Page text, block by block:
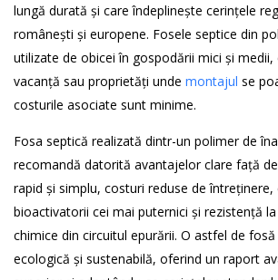
lungă durată și care îndeplinește cerințele
românești și europene. Fosele septice din
utilizate de obicei în gospodării mici și medii,
vacanță sau proprietăți unde montajul se
costurile asociate sunt minime.
Fosa septică realizată dintr-un polimer de
recomandă datorită avantajelor clare față
rapid și simplu, costuri reduse de
bioactivatorii cei mai puternici și rezistență
chimice din circuitul epurării. O astfel de
ecologică și sustenabilă, oferind un raport